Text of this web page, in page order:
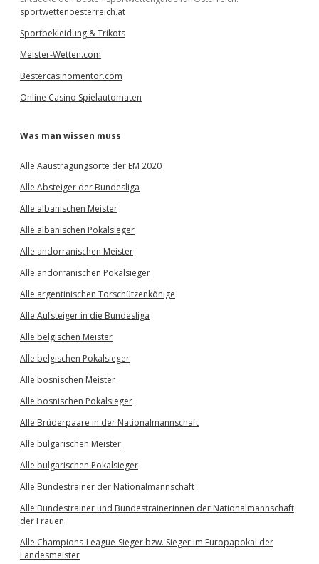
sportwettenoesterreich.at
Sportbekleidung & Trikots
Meister-Wetten.com
Bestercasinomentor.com
Online Casino Spielautomaten
Was man wissen muss
Alle Aaustragungsorte der EM 2020
Alle Absteiger der Bundesliga
Alle albanischen Meister
Alle albanischen Pokalsieger
Alle andorranischen Meister
Alle andorranischen Pokalsieger
Alle argentinischen Torschützenkönige
Alle Aufsteiger in die Bundesliga
Alle belgischen Meister
Alle belgischen Pokalsieger
Alle bosnischen Meister
Alle bosnischen Pokalsieger
Alle Brüderpaare in der Nationalmannschaft
Alle bulgarischen Meister
Alle bulgarischen Pokalsieger
Alle Bundestrainer der Nationalmannschaft
Alle Bundestrainer und Bundestrainerinnen der Nationalmannschaft
der Frauen
Alle Champions-League-Sieger bzw. Sieger im Europapokal der
Landesmeister